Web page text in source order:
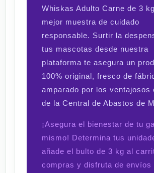
Whiskas Adulto Carne de 3
mejor muestra de cuidado
responsable. Surtir la
tus mascotas desde nuestra
plataforma te asegura un
100% original, fresco de
amparado por los ventajosos
de la Central de Abastos de
¡Asegura el bienestar de tu
mismo! Determina tus
añade el bulto de 3 kg al
compras y disfruta de envíos